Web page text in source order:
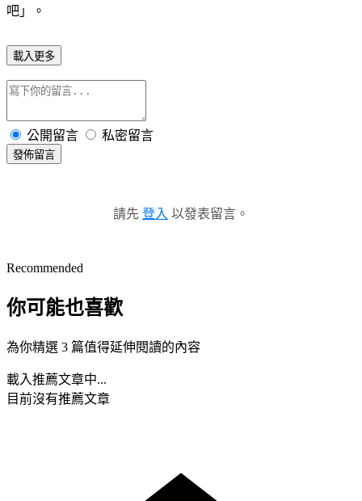
吧」。
載入更多
公開留言 私密留言
發佈留言
請先 登入 以發表留言。
Recommended
你可能也喜歡
為你精選 3 篇值得延伸閱讀的內容
載入推薦文章中...
目前沒有推薦文章